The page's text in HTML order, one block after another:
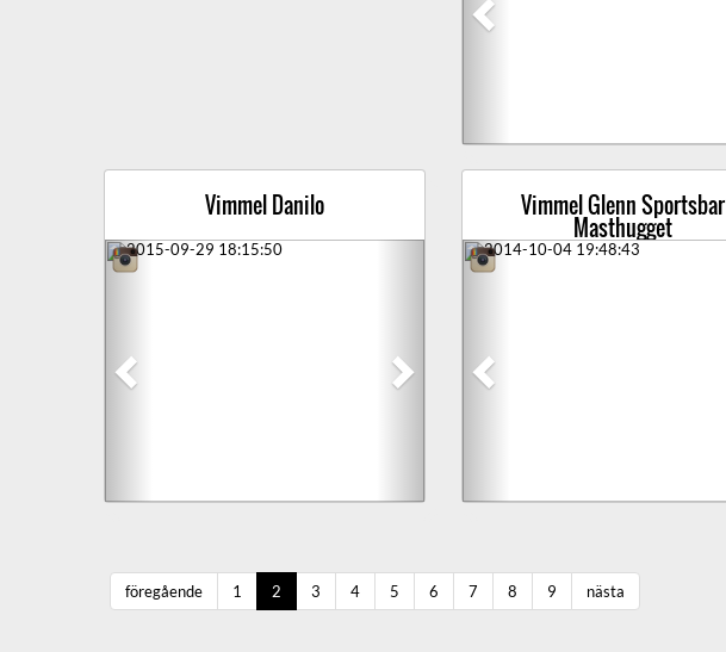
Vimmel Danilo
Previous
Vimmel Glenn Sportsbar
Masthugget
Previous
föregående 1 2 3 4 5 6 7 8 9 nästa